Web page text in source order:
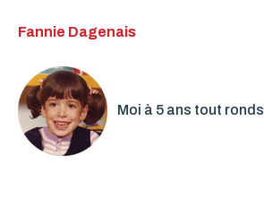
Fannie Dagenais
Moi à 5 ans tout ronds